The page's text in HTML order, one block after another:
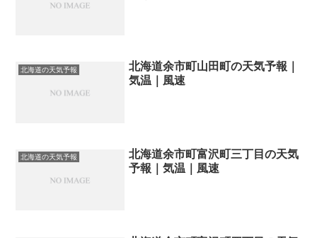
北海道の天気予報
北海道余市町山田町の天気予報｜
気温｜風速
北海道の天気予報
北海道余市町富沢町三丁目の天気
予報｜気温｜風速